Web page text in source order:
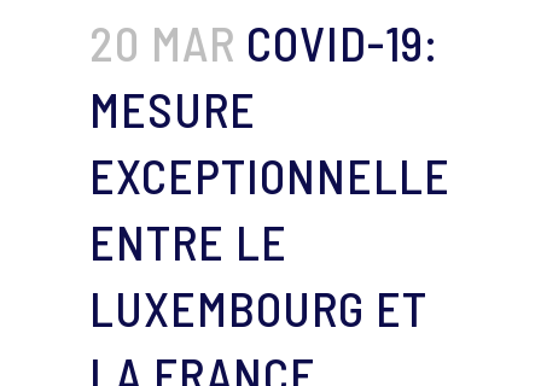
20 MAR COVID-19:
MESURE
EXCEPTIONNELLE
ENTRE LE
LUXEMBOURG ET
LA FRANCE